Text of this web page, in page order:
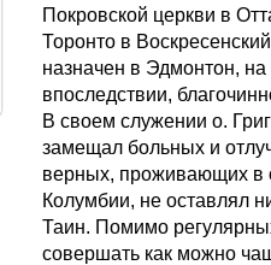
Покровской церкви в
Торонто в
назначен в Эдмонтон,
впоследствии,
В своем служении о.
замещал больных и
верных, проживающих в
Колумбии, не оставлял
Таин. Помимо
совершать как можно